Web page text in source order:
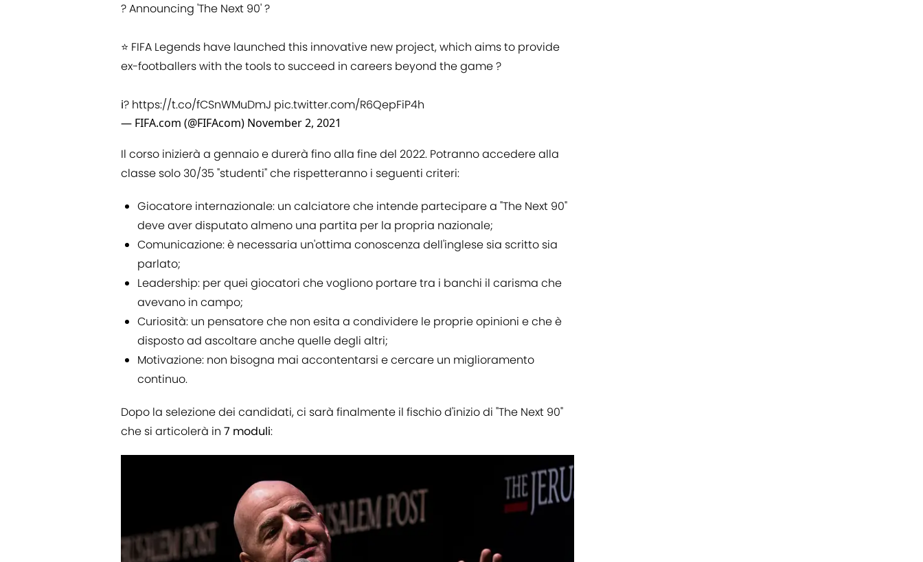
? Announcing 'The Next 90' ?
⭐️ FIFA Legends have launched this innovative new project, which aims to provide
ex-footballers with the tools to succeed in careers beyond the game ?
ℹ️? https://t.co/fCSnWMuDmJ pic.twitter.com/R6QepFiP4h
— FIFA.com (@FIFAcom) November 2, 2021
Il corso inizierà a gennaio e durerà fino alla fine del 2022. Potranno accedere alla
classe solo 30/35 "studenti" che rispetteranno i seguenti criteri:
Giocatore internazionale: un calciatore che intende partecipare a "The Next 90"
deve aver disputato almeno una partita per la propria nazionale;
Comunicazione: è necessaria un'ottima conoscenza dell'inglese sia scritto sia
parlato;
Leadership: per quei giocatori che vogliono portare tra i banchi il carisma che
avevano in campo;
Curiosità: un pensatore che non esita a condividere le proprie opinioni e che è
disposto ad ascoltare anche quelle degli altri;
Motivazione: non bisogna mai accontentarsi e cercare un miglioramento
continuo.
Dopo la selezione dei candidati, ci sarà finalmente il fischio d'inizio di "The Next 90"
che si articolerà in 7 moduli: